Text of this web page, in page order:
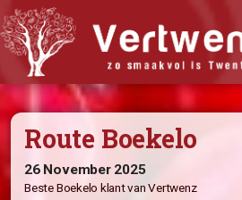
Biologisch abonnement
Abonnement Bestellen
Route Boekelo